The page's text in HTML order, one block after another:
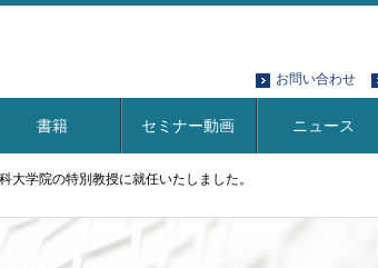
お問い合わせ
書籍 セミナー動画 ニュース
学院の特別教授に就任いたしました。